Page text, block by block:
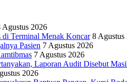
Agustus 2026
di Terminal Menak Koncar 8 Agustus
Pasien 7 Agustus 2026
7 Agustus 2026
Laporan Audit Disebut
2026